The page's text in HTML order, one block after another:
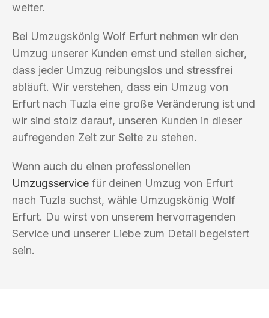
weiter.
Bei Umzugskönig Wolf Erfurt nehmen wir den
Umzug unserer Kunden ernst und stellen sicher,
dass jeder Umzug reibungslos und stressfrei
abläuft. Wir verstehen, dass ein Umzug von
Erfurt nach Tuzla eine große Veränderung ist und
wir sind stolz darauf, unseren Kunden in dieser
aufregenden Zeit zur Seite zu stehen.
Wenn auch du einen professionellen
Umzugsservice für deinen Umzug von Erfurt
nach Tuzla suchst, wähle Umzugskönig Wolf
Erfurt. Du wirst von unserem hervorragenden
Service und unserer Liebe zum Detail begeistert
sein.